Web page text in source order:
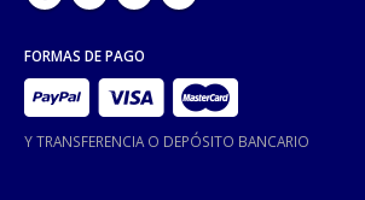
FORMAS DE PAGO
Y TRANSFERENCIA O DEPÓSITO BANCARIO